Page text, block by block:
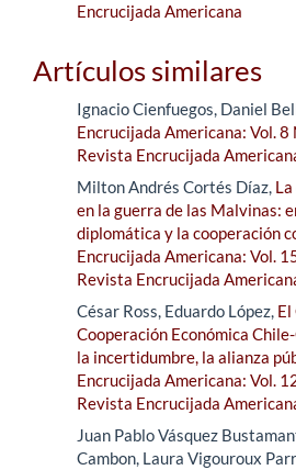
Encrucijada Americana
Artículos similares
Ignacio Cienfuegos, Daniel
Encrucijada Americana: Vol. 8
Revista Encrucijada
Milton Andrés Cortés Díaz,
en la guerra de las Malvinas:
diplomática y la cooperación
Encrucijada Americana: Vol.
Revista Encrucijada
César Ross, Eduardo López, El
Cooperación Económica
la incertidumbre, la alianza
Encrucijada Americana: Vol.
Revista Encrucijada
Juan Pablo Vásquez
Cambon, Laura Vigouroux